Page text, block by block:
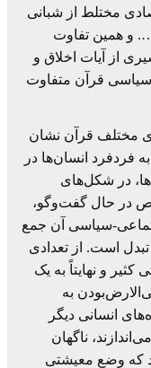
مختلط از شبانی
و همین تفاوت
از آیات اخلاق و
سیاسی قرآن متفاوت
مختلف قرآن نشان
فردفرد انسان‌ها در
در ‏شکل‌های
در حال ‏گفت‌وگو،
سیاسی آن جمع
است. از تعدادی
و نهایتاً به یک
به
انسانی دیگر
ناگهان
که وضع معیشتی